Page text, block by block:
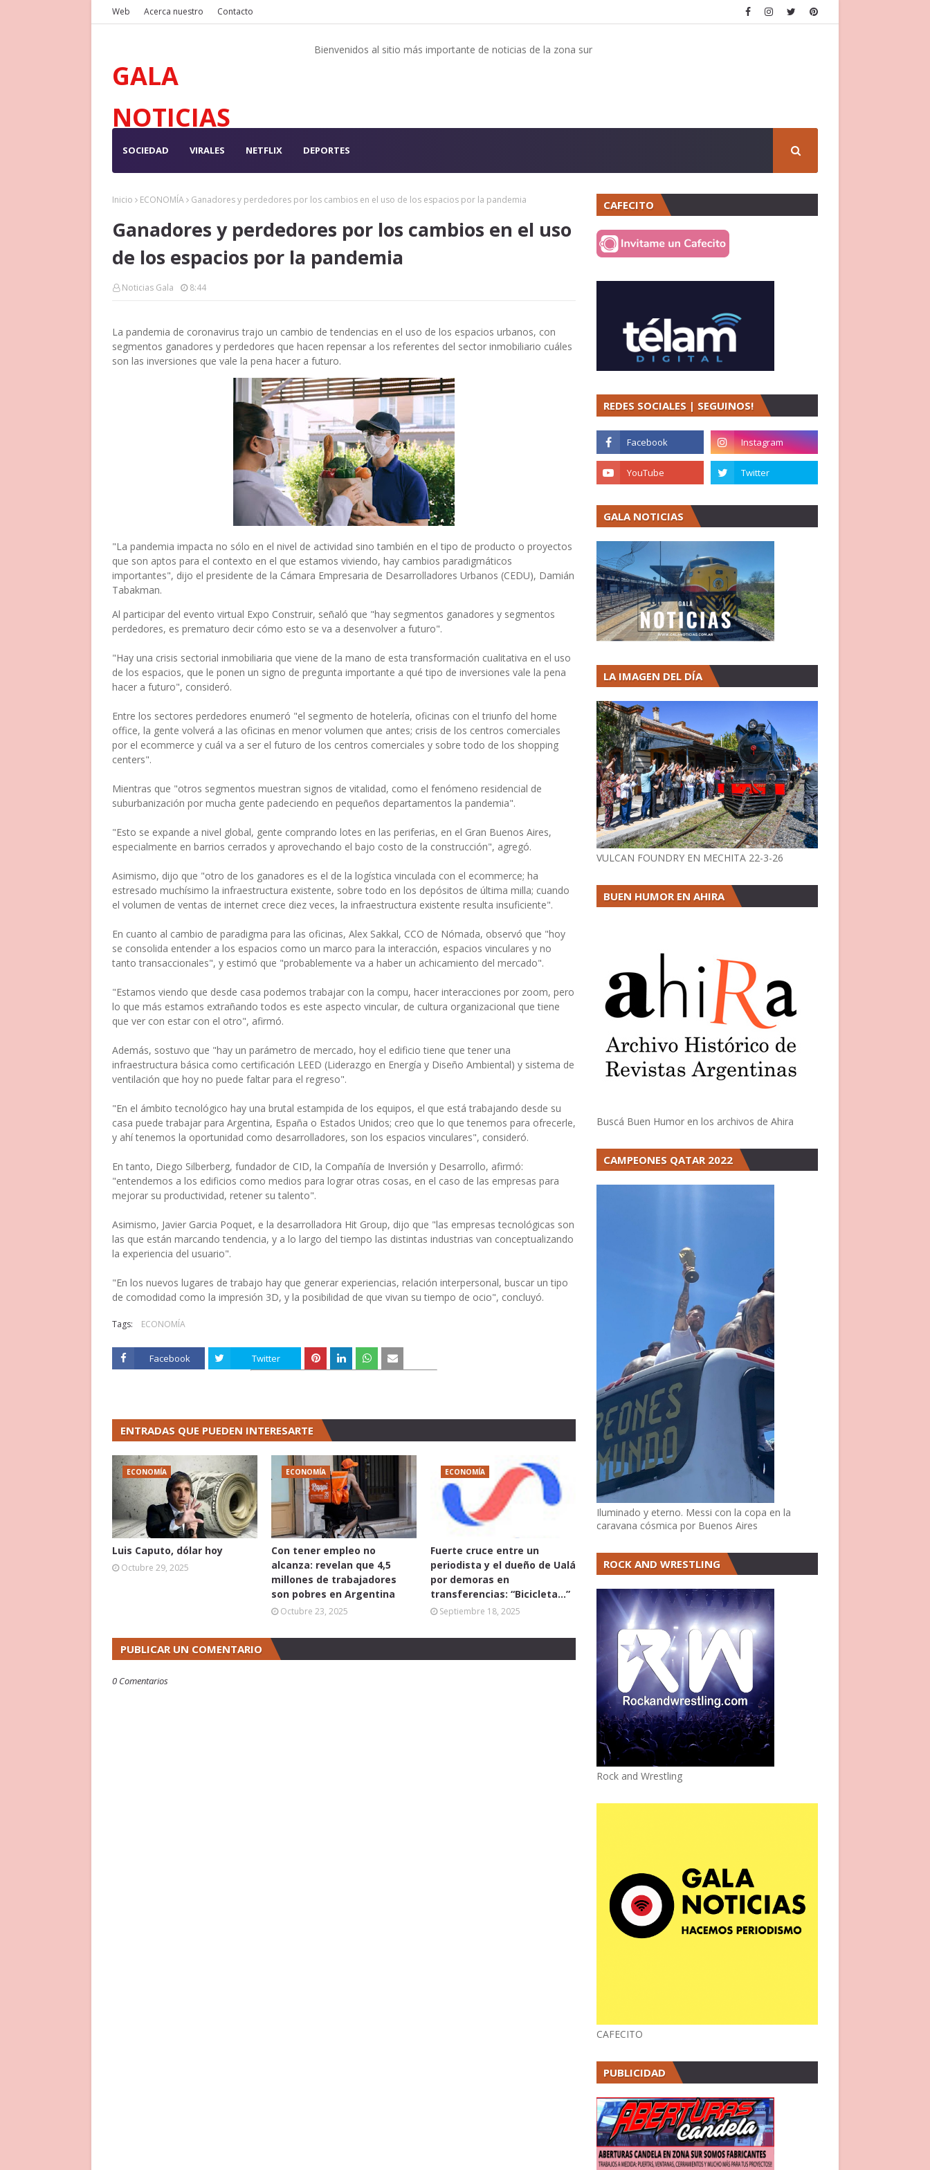
Web Acerca nuestro Contacto
GALA
NOTICIAS
Bienvenidos al sitio más importante de noticias de la zona sur
SOCIEDAD VIRALES NETFLIX DEPORTES
Inicio ECONOMÍA Ganadores y perdedores por los cambios en el uso de los espacios por la pandemia
Ganadores y perdedores por los cambios en el uso
de los espacios por la pandemia
Noticias Gala 8:44
La pandemia de coronavirus trajo un cambio de tendencias en el uso de los espacios urbanos, con
segmentos ganadores y perdedores que hacen repensar a los referentes del sector inmobiliario cuáles
son las inversiones que vale la pena hacer a futuro.
"La pandemia impacta no sólo en el nivel de actividad sino también en el tipo de producto o proyectos
que son aptos para el contexto en el que estamos viviendo, hay cambios paradigmáticos
importantes", dijo el presidente de la Cámara Empresaria de Desarrolladores Urbanos (CEDU), Damián
Tabakman.
Al participar del evento virtual Expo Construir, señaló que "hay segmentos ganadores y segmentos
perdedores, es prematuro decir cómo esto se va a desenvolver a futuro".
"Hay una crisis sectorial inmobiliaria que viene de la mano de esta transformación cualitativa en el uso
de los espacios, que le ponen un signo de pregunta importante a qué tipo de inversiones vale la pena
hacer a futuro", consideró.
Entre los sectores perdedores enumeró "el segmento de hotelería, oficinas con el triunfo del home
office, la gente volverá a las oficinas en menor volumen que antes; crisis de los centros comerciales
por el ecommerce y cuál va a ser el futuro de los centros comerciales y sobre todo de los shopping
centers".
Mientras que "otros segmentos muestran signos de vitalidad, como el fenómeno residencial de
suburbanización por mucha gente padeciendo en pequeños departamentos la pandemia".
"Esto se expande a nivel global, gente comprando lotes en las periferias, en el Gran Buenos Aires,
especialmente en barrios cerrados y aprovechando el bajo costo de la construcción", agregó.
Asimismo, dijo que "otro de los ganadores es el de la logística vinculada con el ecommerce; ha
estresado muchísimo la infraestructura existente, sobre todo en los depósitos de última milla; cuando
el volumen de ventas de internet crece diez veces, la infraestructura existente resulta insuficiente".
En cuanto al cambio de paradigma para las oficinas, Alex Sakkal, CCO de Nómada, observó que "hoy
se consolida entender a los espacios como un marco para la interacción, espacios vinculares y no
tanto transaccionales", y estimó que "probablemente va a haber un achicamiento del mercado".
"Estamos viendo que desde casa podemos trabajar con la compu, hacer interacciones por zoom, pero
lo que más estamos extrañando todos es este aspecto vincular, de cultura organizacional que tiene
que ver con estar con el otro", afirmó.
Además, sostuvo que "hay un parámetro de mercado, hoy el edificio tiene que tener una
infraestructura básica como certificación LEED (Liderazgo en Energía y Diseño Ambiental) y sistema de
ventilación que hoy no puede faltar para el regreso".
"En el ámbito tecnológico hay una brutal estampida de los equipos, el que está trabajando desde su
casa puede trabajar para Argentina, España o Estados Unidos; creo que lo que tenemos para ofrecerle,
y ahí tenemos la oportunidad como desarrolladores, son los espacios vinculares", consideró.
En tanto, Diego Silberberg, fundador de CID, la Compañía de Inversión y Desarrollo, afirmó:
"entendemos a los edificios como medios para lograr otras cosas, en el caso de las empresas para
mejorar su productividad, retener su talento".
Asimismo, Javier Garcia Poquet, e la desarrolladora Hit Group, dijo que "las empresas tecnológicas son
las que están marcando tendencia, y a lo largo del tiempo las distintas industrias van conceptualizando
la experiencia del usuario".
"En los nuevos lugares de trabajo hay que generar experiencias, relación interpersonal, buscar un tipo
de comodidad como la impresión 3D, y la posibilidad de que vivan su tiempo de ocio", concluyó.
Tags: ECONOMÍA
Facebook Twitter
ENTRADAS QUE PUEDEN INTERESARTE
ECONOMÍA
Luis Caputo, dólar hoy
Octubre 29, 2025
ECONOMÍA
Con tener empleo no
alcanza: revelan que 4,5
millones de trabajadores
son pobres en Argentina
Octubre 23, 2025
ECONOMÍA
Fuerte cruce entre un
periodista y el dueño de Ualá
por demoras en
transferencias: “Bicicleta...”
Septiembre 18, 2025
PUBLICAR UN COMENTARIO
0 Comentarios
CAFECITO
REDES SOCIALES | SEGUINOS!
GALA NOTICIAS
LA IMAGEN DEL DÍA
VULCAN FOUNDRY EN MECHITA 22-3-26
BUEN HUMOR EN AHIRA
Buscá Buen Humor en los archivos de Ahira
CAMPEONES QATAR 2022
Iluminado y eterno. Messi con la copa en la
caravana cósmica por Buenos Aires
ROCK AND WRESTLING
Rock and Wrestling
CAFECITO
PUBLICIDAD